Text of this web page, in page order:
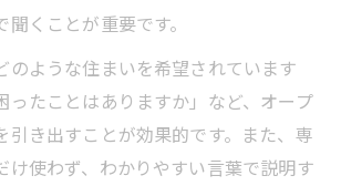
くことが重要です。
のような住まいを希望されています
ったことはありますか」など、オープ
引き出すことが効果的です。また、専
け使わず、わかりやすい言葉で説明す